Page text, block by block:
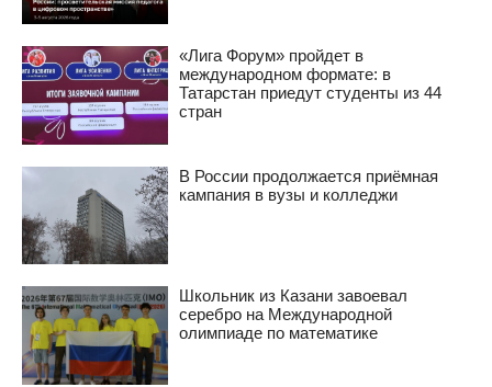
«Лига Форум» пройдет в
международном формате: в
Татарстан приедут студенты из 44
стран
В России продолжается приёмная
кампания в вузы и колледжи
Школьник из Казани завоевал
серебро на Международной
олимпиаде по математике